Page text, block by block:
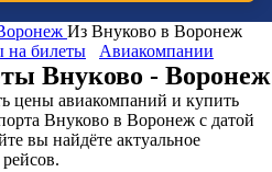
Из Внуково в Воронеж
на билеты Авиакомпании
Внуково - Воронеж
цены авиакомпаний и купить
Внуково в Воронеж с датой
вы найдёте актуальное